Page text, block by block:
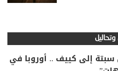
وتحاليل
إلى كييف .. أوروبا في